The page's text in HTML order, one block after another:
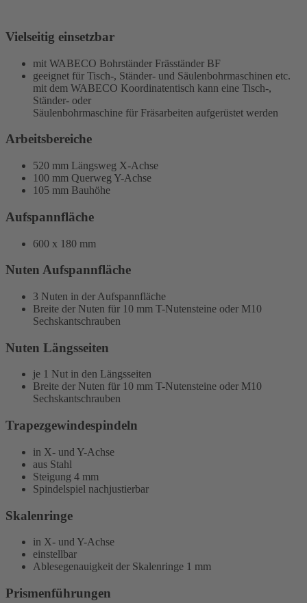
Vielseitig einsetzbar
mit WABECO Bohrständer Fräsständer BF
geeignet für Tisch-, Ständer- und Säulenbohrmaschinen etc.
mit dem WABECO Koordinatentisch kann eine Tisch-,
Ständer- oder
Säulenbohrmaschine für Fräsarbeiten aufgerüstet werden
Arbeitsbereiche
520 mm Längsweg X-Achse
100 mm Querweg Y-Achse
105 mm Bauhöhe
Aufspannfläche
600 x 180 mm
Nuten Aufspannfläche
3 Nuten in der Aufspannfläche
Breite der Nuten für 10 mm T-Nutensteine oder M10
Sechskantschrauben
Nuten Längsseiten
je 1 Nut in den Längsseiten
Breite der Nuten für 10 mm T-Nutensteine oder M10
Sechskantschrauben
Trapezgewindespindeln
in X- und Y-Achse
aus Stahl
Steigung 4 mm
Spindelspiel nachjustierbar
Skalenringe
in X- und Y-Achse
einstellbar
Ablesegenauigkeit der Skalenringe 1 mm
Prismenführungen